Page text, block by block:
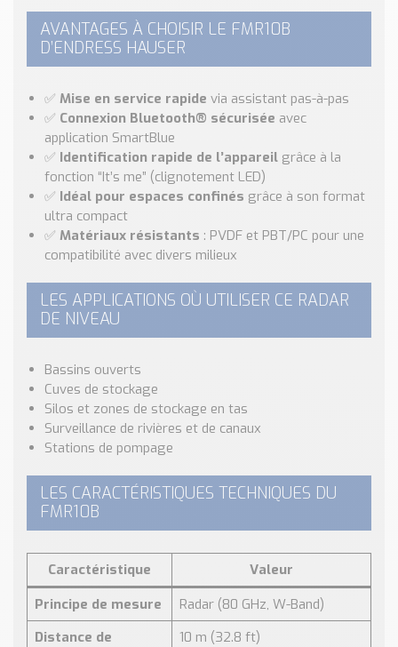
Contact & Devis
Devis, Tarifs, Renseignements techniques
AVANTAGES À CHOISIR LE FMR10B
D’ENDRESS HAUSER
✅ Mise en service rapide via assistant pas-à-pas
✅ Connexion Bluetooth® sécurisée avec
application SmartBlue
✅ Identification rapide de l’appareil grâce à la
fonction “It’s me” (clignotement LED)
✅ Idéal pour espaces confinés grâce à son format
ultra compact
✅ Matériaux résistants : PVDF et PBT/PC pour une
compatibilité avec divers milieux
LES APPLICATIONS OÙ UTILISER CE RADAR
DE NIVEAU
Bassins ouverts
Cuves de stockage
Silos et zones de stockage en tas
Surveillance de rivières et de canaux
Stations de pompage
LES CARACTÉRISTIQUES TECHNIQUES DU
FMR10B
Caractéristique
Valeur
Principe de mesure
Radar (80 GHz, W-Band)
Distance de
10 m (32.8 ft)